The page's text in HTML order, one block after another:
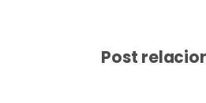
Post